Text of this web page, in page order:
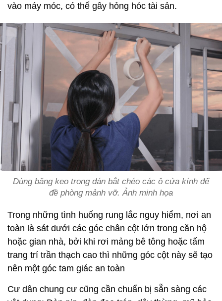
vào máy móc, có thể gây hỏng hóc tài sản.
Dùng băng keo trong dán bắt chéo các ô cửa kính để
đề phòng mảnh vỡ. Ảnh minh họa
Trong những tình huống rung lắc nguy hiểm, nơi an
toàn là sát dưới các góc chân cột lớn trong căn hộ
hoặc gian nhà, bởi khi rơi mảng bê tông hoặc tấm
trang trí trần thạch cao thì những góc cột này sẽ tạo
nên một góc tam giác an toàn
Cư dân chung cư cũng cần chuẩn bị sẵn sàng các